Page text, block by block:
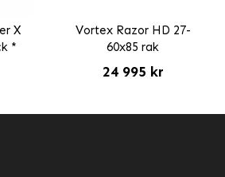
X
*
Vortex Razor HD 27-
60x85 rak
24 995 kr